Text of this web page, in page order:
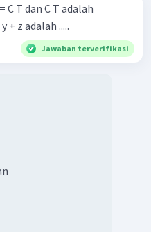
C T dan C T adalah
+ z adalah .....
Jawaban terverifikasi